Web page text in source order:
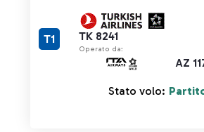
TK 8241
Operato da:
AZ
T1
Stato volo: